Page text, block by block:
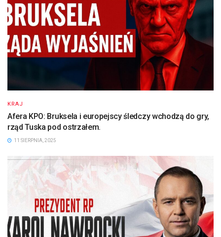
KRAJ
Afera KPO: Bruksela i europejscy śledczy wchodzą do gry,
rząd Tuska pod ostrzałem.
11 SIERPNIA, 2025